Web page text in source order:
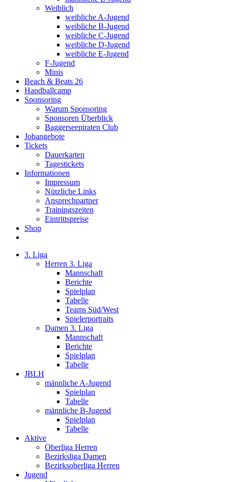
Weiblich
weibliche A-Jugend
weibliche B-Jugend
weibliche C-Jugend
weibliche D-Jugend
weibliche E-Jugend
F-Jugend
Minis
Beach & Beats 26
Handballcamp
Sponsoring
Warum Sponsoring
Sponsoren Überblick
Baggerseepiraten Club
Jobangebote
Tickets
Dauerkarten
Tagestickets
Informationen
Impressum
Nützliche Links
Ansprechpartner
Trainingszeiten
Eintrittspreise
Shop
3. Liga
Herren 3. Liga
Mannschaft
Berichte
Spielplan
Tabelle
Teams Süd/West
Spielerportraits
Damen 3. Liga
Mannschaft
Berichte
Spielplan
Tabelle
JBLH
männliche A-Jugend
Spielplan
Tabelle
männliche B-Jugend
Spielplan
Tabelle
Aktive
Oberliga Herren
Bezirksliga Damen
Bezirksoberliga Herren
Jugend